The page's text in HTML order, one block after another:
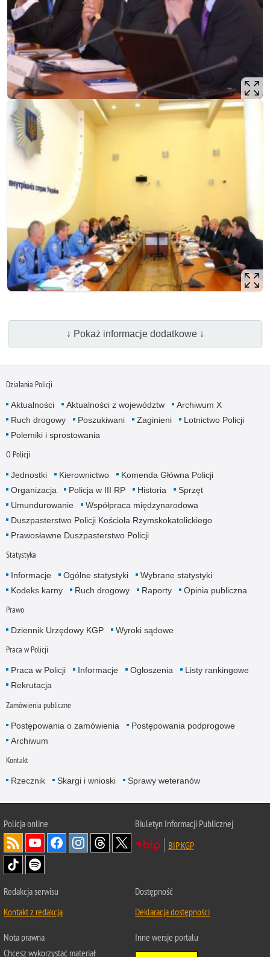
↓ Pokaż informacje dodatkowe ↓
Działania Policji
Aktualności Aktualności z województw
Archiwum X
Ruch drogowy
Poszukiwani Zaginieni
Lotnictwo Policji
Polemiki i sprostowania
O Policji
Jednostki Kierownictwo
Komenda Główna Policji
Organizacja
Policja w III RP Historia
Sprzęt
Umundurowanie
Współpraca międzynarodowa
Duszpasterstwo Policji Kościoła Rzymskokatolickiego
Prawosławne Duszpasterstwo Policji
Statystyka
Informacje Ogólne statystyki
Wybrane statystyki
Kodeks karny
Ruch drogowy Raporty Opinia publiczna
Prawo
Dziennik Urzędowy KGP Wyroki sądowe
Praca w Policji
Praca w Policji Informacje Ogłoszenia
Listy rankingowe
Rekrutacja
Zamówienia publiczne
Postępowania o zamówienia
Postępowania podprogowe
Archiwum
Kontakt
Rzecznik Skargi i wnioski Sprawy weteranów
Policjaonline
Biuletyn Informacji Publicznej
BIP KGP
Redakcja serwisu
Kontakt z redakcją
Dostępność
Deklaracja dostępności
Nota prawna
Chcesz wykorzystać materiał
Inne wersje portalu